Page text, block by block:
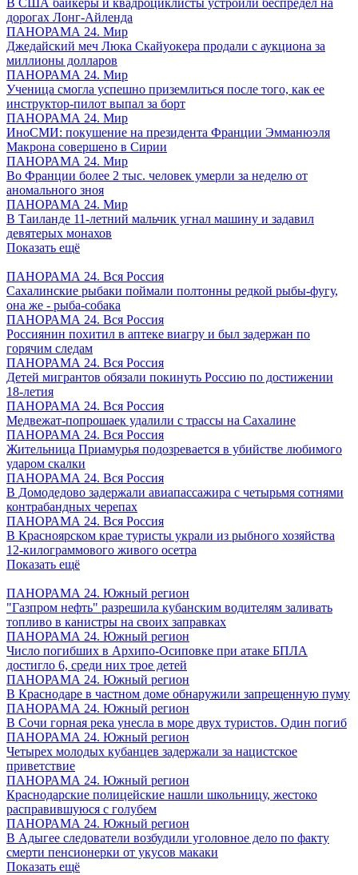
В США байкеры и квадроциклисты устроили беспредел на
дорогах Лонг-Айленда
ПАНОРАМА 24. Мир
Джедайский меч Люка Скайуокера продали с аукциона за
миллионы долларов
ПАНОРАМА 24. Мир
Ученица смогла успешно приземлиться после того, как ее
инструктор-пилот выпал за борт
ПАНОРАМА 24. Мир
ИноСМИ: покушение на президента Франции Эмманюэля
Макрона совершено в Сирии
ПАНОРАМА 24. Мир
Во Франции более 2 тыс. человек умерли за неделю от
аномального зноя
ПАНОРАМА 24. Мир
В Таиланде 11-летний мальчик угнал машину и задавил
девятерых монахов
Показать ещё
ПАНОРАМА 24. Вся Россия
Сахалинские рыбаки поймали полтонны редкой рыбы-фугу,
она же - рыба-собака
ПАНОРАМА 24. Вся Россия
Россиянин похитил в аптеке виагру и был задержан по
горячим следам
ПАНОРАМА 24. Вся Россия
Детей мигрантов обязали покинуть Россию по достижении
18-летия
ПАНОРАМА 24. Вся Россия
Медвежат-попрошаек удалили с трассы на Сахалине
ПАНОРАМА 24. Вся Россия
Жительница Приамурья подозревается в убийстве любимого
ударом скалки
ПАНОРАМА 24. Вся Россия
В Домодедово задержали авиапассажира с четырьмя сотнями
контрабандных черепах
ПАНОРАМА 24. Вся Россия
В Красноярском крае туристы украли из рыбного хозяйства
12-килограммового живого осетра
Показать ещё
ПАНОРАМА 24. Южный регион
"Газпром нефть" разрешила кубанским водителям заливать
топливо в канистры на своих заправках
ПАНОРАМА 24. Южный регион
Число погибших в Архипо-Осиповке при атаке БПЛА
достигло 6, среди них трое детей
ПАНОРАМА 24. Южный регион
В Краснодаре в частном доме обнаружили запрещенную пуму
ПАНОРАМА 24. Южный регион
В Сочи горная река унесла в море двух туристов. Один погиб
ПАНОРАМА 24. Южный регион
Четырех молодых кубанцев задержали за нацистское
приветствие
ПАНОРАМА 24. Южный регион
Краснодарские полицейские нашли школьницу, жестоко
расправившуюся с голубем
ПАНОРАМА 24. Южный регион
В Адыгее следователи возбудили уголовное дело по факту
смерти пенсионерки от укусов макаки
Показать ещё